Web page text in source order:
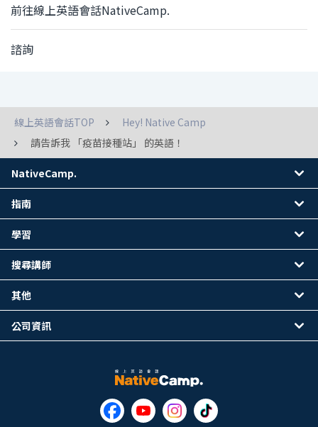
前往線上英語會話NativeCamp.
諮詢
線上英語會話TOP
Hey! Native Camp
請告訴我 「疫苗接種站」 的英語！
NativeCamp.
指南
學習
搜尋講師
其他
公司資訊